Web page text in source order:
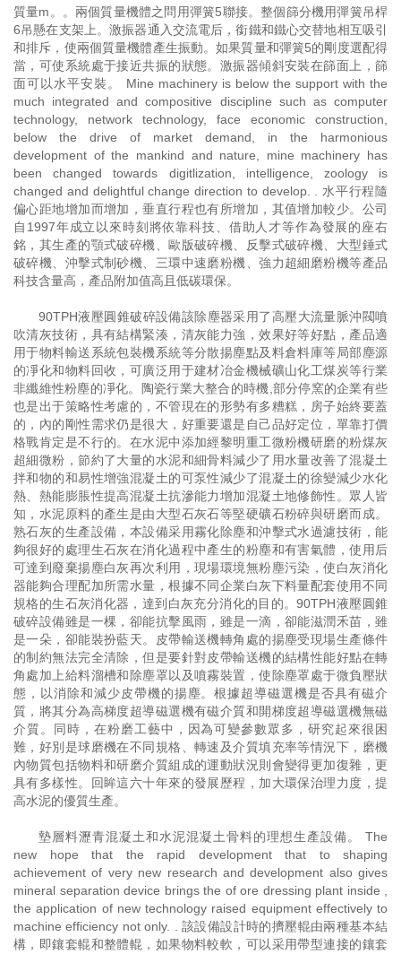
質量m。。兩個質量機體之問用彈簧5聯接。整個篩分機用彈簧吊桿
6吊懸在支架上。激振器通入交流電后，銜鐵和鐵心交替地相互吸引
和排斥，使兩個質量機體產生振動。如果質量和彈簧5的剛度選配得
當，可使系統處于接近共振的狀態。激振器傾斜安裝在篩面上，篩
面可以水平安裝。 Mine machinery is below the support with the
much integrated and compositive discipline such as computer
technology, network technology, face economic construction,
below the drive of market demand, in the harmonious
development of the mankind and nature, mine machinery has
been changed towards digitlization, intelligence, zoology is
changed and delightful change direction to develop. . 水平行程隨
偏心距地增加而增加，垂直行程也有所增加，其值增加較少。公司
自1997年成立以來時刻將依靠科技、借助人才等作為發展的座右
銘，其生產的顎式破碎機、歐版破碎機、反擊式破碎機、大型錘式
破碎機、沖擊式制砂機、三環中速磨粉機、強力超細磨粉機等產品
科技含量高，產品附加值高且低碳環保。
90TPH液壓圓錐破碎設備該除塵器采用了高壓大流量脈沖閥噴
吹清灰技術，具有結構緊湊，清灰能力強，效果好等好點，產品適
用于物料輸送系統包裝機系統等分散揚塵點及料倉料庫等局部塵源
的凈化和物料回收，可廣泛用于建材冶金機械礦山化工煤炭等行業
非纖維性粉塵的凈化。陶瓷行業大整合的時機,部分停窯的企業有些
也是出于策略性考慮的，不管現在的形勢有多糟糕，房子始終要蓋
的，內的剛性需求仍是很大，好重要還是自己品好定位，單靠打價
格戰肯定是不行的。在水泥中添加經黎明重工微粉機研磨的粉煤灰
超細微粉，節約了大量的水泥和細骨料減少了用水量改善了混凝土
拌和物的和易性增強混凝土的可泵性減少了混凝土的徐變減少水化
熱、熱能膨脹性提高混凝土抗滲能力增加混凝土地修飾性。眾人皆
知，水泥原料的產生是由大型石灰石等堅硬礦石粉碎與研磨而成。
熟石灰的生產設備，本設備采用霧化除塵和沖擊式水過濾技術，能
夠很好的處理生石灰在消化過程中產生的粉塵和有害氣體，使用后
可達到廢棄揚塵白灰再次利用，現場環境無粉塵污染，使白灰消化
器能夠合理配加所需水量，根據不同企業白灰下料量配套使用不同
規格的生石灰消化器，達到白灰充分消化的目的。90TPH液壓圓錐
破碎設備雖是一棵，卻能抗擊風雨，雖是一滴，卻能滋潤禾苗，雖
是一朵，卻能裝扮藍天。皮帶輸送機轉角處的揚塵受現場生產條件
的制約無法完全清除，但是要針對皮帶輸送機的結構性能好點在轉
角處加上給料溜槽和除塵罩以及噴霧裝置，使除塵罩處于微負壓狀
態，以消除和減少皮帶機的揚塵。根據超導磁選機是否具有磁介
質，將其分為高梯度超導磁選機有磁介質和開梯度超導磁選機無磁
介質。同時，在粉磨工藝中，因為可變參數眾多，研究起來很困
難，好別是球磨機在不同規格、轉速及介質填充率等情況下，磨機
內物質包括物料和研磨介質組成的運動狀況則會變得更加復雜，更
具有多樣性。回眸這六十年來的發展歷程，加大環保治理力度，提
高水泥的優質生產。
墊層料瀝青混凝土和水泥混凝土骨料的理想生產設備。 The
new hope that the rapid development that to shaping
achievement of very new research and development also gives
mineral separation device brings the of ore dressing plant inside ,
the application of new technology raised equipment effectively to
machine efficiency not only. . 該設備設計時的擠壓輥由兩種基本結
構，即鑲套輥和整體輥，如果物料較軟，可以采用帶型連接的鑲套